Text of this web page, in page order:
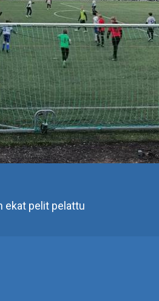
ekat pelit pelattu